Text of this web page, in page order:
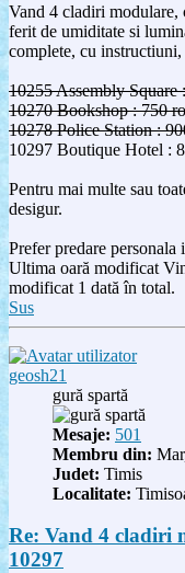
Vand 4 cladiri modulare,
ferit de umiditate si
complete, cu instructiuni,
10255 Assembly Square
10270 Bookshop : 750
10278 Police Station :
10297 Boutique Hotel :
Pentru mai multe sau
desigur.
Prefer predare personala
Ultima oară modificat
modificat 1 dată în total.
Sus
geosh21
gură spartă
Mesaje: 501
Membru din:
Judet: Timis
Localitate:
Re: Vand 4 cladiri
10297